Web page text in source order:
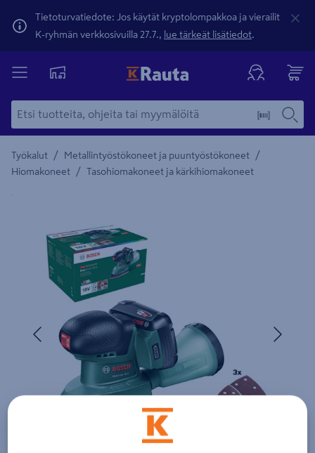
Tietoturvatiedote: Jos käytät kryptolompakkoa ja vierailit
K-ryhmän verkkosivuilla 27.7., lue tärkeät lisätiedot.
Työkalut / Metallintyöstökoneet ja puuntyöstökoneet /
Hiomakoneet / Tasohiomakoneet ja kärkihiomakoneet
Yksityiskohtainen kuvaus löytyy Tuotteen kuvaus -
Edellinen